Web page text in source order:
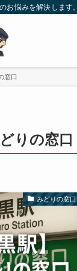
お悩みを解決します。
窓口
りの窓口
みどりの窓口